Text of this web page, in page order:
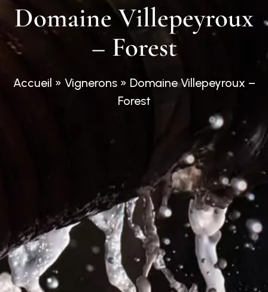
Domaine Villepeyroux
– Forest
Accueil » Vignerons» Domaine Villepeyroux –
Forest